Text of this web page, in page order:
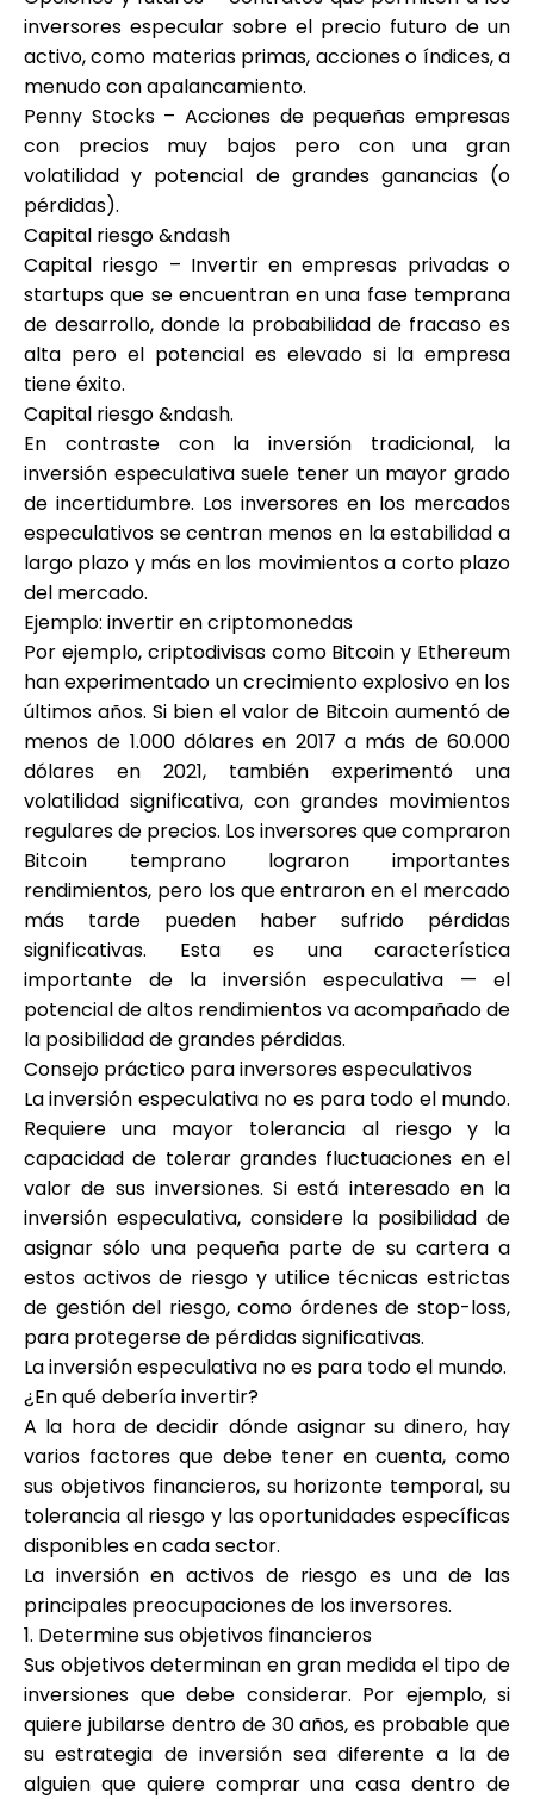
inversores especular sobre el precio futuro de un
activo, como materias primas, acciones o índices, a
menudo con apalancamiento.
Penny Stocks – Acciones de pequeñas empresas
con precios muy bajos pero con una gran
volatilidad y potencial de grandes ganancias (o
pérdidas).
Capital riesgo &ndash
Capital riesgo – Invertir en empresas privadas o
startups que se encuentran en una fase temprana
de desarrollo, donde la probabilidad de fracaso es
alta pero el potencial es elevado si la empresa
tiene éxito.
Capital riesgo &ndash.
En contraste con la inversión tradicional, la
inversión especulativa suele tener un mayor grado
de incertidumbre. Los inversores en los mercados
especulativos se centran menos en la estabilidad a
largo plazo y más en los movimientos a corto plazo
del mercado.
Ejemplo: invertir en criptomonedas
Por ejemplo, criptodivisas como Bitcoin y Ethereum
han experimentado un crecimiento explosivo en los
últimos años. Si bien el valor de Bitcoin aumentó de
menos de 1.000 dólares en 2017 a más de 60.000
dólares en 2021, también experimentó una
volatilidad significativa, con grandes movimientos
regulares de precios. Los inversores que compraron
Bitcoin temprano lograron importantes
rendimientos, pero los que entraron en el mercado
más tarde pueden haber sufrido pérdidas
significativas. Esta es una característica
importante de la inversión especulativa — el
potencial de altos rendimientos va acompañado de
la posibilidad de grandes pérdidas.
Consejo práctico para inversores especulativos
La inversión especulativa no es para todo el mundo.
Requiere una mayor tolerancia al riesgo y la
capacidad de tolerar grandes fluctuaciones en el
valor de sus inversiones. Si está interesado en la
inversión especulativa, considere la posibilidad de
asignar sólo una pequeña parte de su cartera a
estos activos de riesgo y utilice técnicas estrictas
de gestión del riesgo, como órdenes de stop-loss,
para protegerse de pérdidas significativas.
La inversión especulativa no es para todo el mundo.
¿En qué debería invertir?
A la hora de decidir dónde asignar su dinero, hay
varios factores que debe tener en cuenta, como
sus objetivos financieros, su horizonte temporal, su
tolerancia al riesgo y las oportunidades específicas
disponibles en cada sector.
La inversión en activos de riesgo es una de las
principales preocupaciones de los inversores.
1. Determine sus objetivos financieros
Sus objetivos determinan en gran medida el tipo de
inversiones que debe considerar. Por ejemplo, si
quiere jubilarse dentro de 30 años, es probable que
su estrategia de inversión sea diferente a la de
alguien que quiere comprar una casa dentro de